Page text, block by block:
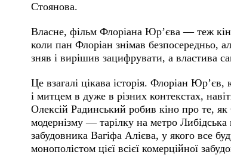
Стоянова.
Власне, фільм Флоріана Юр’єва — теж
коли пан Флоріан знімав безпосередньо,
зняв і вирішив зацифрувати, а властива
Це взагалі цікава історія. Флоріан
і митцем в дуже в різних контекстах,
Олексій Радинський робив кіно про те,
модернізму — тарілку на метро
забудовника Вагіфа Алієва, у якого все
монополістом цієї всієї комерційної